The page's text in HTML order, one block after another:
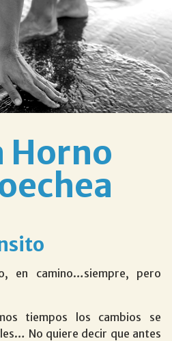
Horno
en camino…siempre, pero
tiempos los cambios se
No quiere decir que antes